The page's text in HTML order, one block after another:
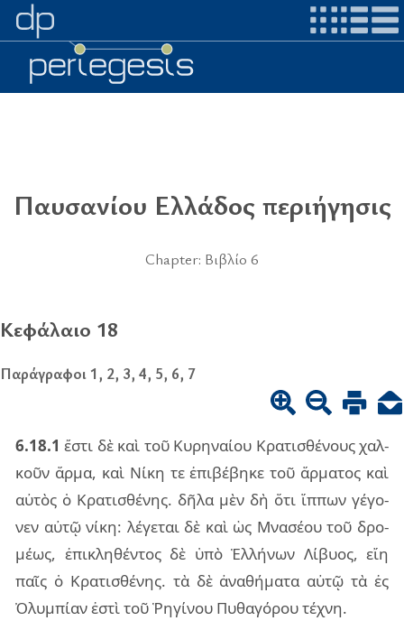
Παυσανίου Ελλάδος περιήγησις
Chapter: Βιβλίο 6
Κεφάλαιο 18
Παράγραφοι 1, 2, 3, 4, 5, 6, 7
6.18.1 ἔστι δὲ καὶ τοῦ Κυρη­ναί­ου Κρα­τι­σθέ­νους χαλ­
κοῦν ἅρμα, καὶ Νίκη τε ἐπι­βέ­βη­κε τοῦ ἅρ­μα­τος καὶ
αὐ­τὸς ὁ Κρα­τι­σθέ­νης. δῆλα μὲν δὴ ὅτι ἵπ­πων γέ­γο­
νεν αὐτῷ νίκη: λέ­γε­ται δὲ καὶ ὡς Μνα­σέ­ου τοῦ δρο­
μέ­ως, ἐπι­κλη­θέν­τος δὲ ὑπὸ Ἑλλή­νων Λίβυος, εἴη
παῖς ὁ Κρα­τι­σθέ­νης. τὰ δὲ ἀνα­θή­μα­τα αὐτῷ τὰ ἐς
Ὀλυμ­πί­αν ἐστὶ τοῦ Ῥηγί­νου Πυθα­γό­ρου τέ­χνη.